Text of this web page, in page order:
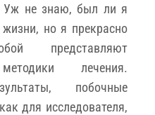
Уж не знаю, был ли я
но я прекрасно
представляют
лечения.
побочные
для исследователя,